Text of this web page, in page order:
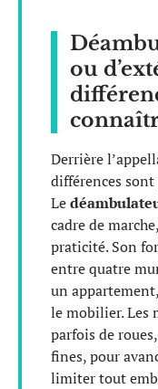
ou
Derrière
différences sont
Le
cadre de
praticité. Son
entre quatre
un
le mobilier. Les
parfois de
fines, pour
limiter tout